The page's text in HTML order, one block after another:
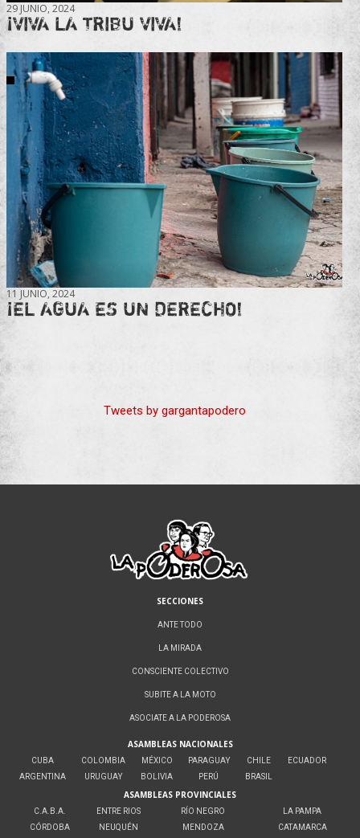
29 JUNIO, 2024
¡VIVA LA TRIBU VIVA!
11 JUNIO, 2024
¡EL AGUA ES UN DERECHO!
Tweets by gargantapodero
SECCIONES
ANTE TODO
LA MIRADA
CONSCIENTE COLECTIVO
SUBITE A LA MOTO
ASOCIATE A LA PODEROSA
ASAMBLEAS NACIONALES
CUBA
ARGENTINA
COLOMBIA
URUGUAY
MÉXICO
BOLIVIA
PARAGUAY
PERÚ
CHILE
BRASIL
ECUADOR
ASAMBLEAS PROVINCIALES
C.A.B.A.
CÓRDOBA
ENTRE RIOS
NEUQUÉN
RÍO NEGRO
MENDOZA
LA PAMPA
CATAMARCA